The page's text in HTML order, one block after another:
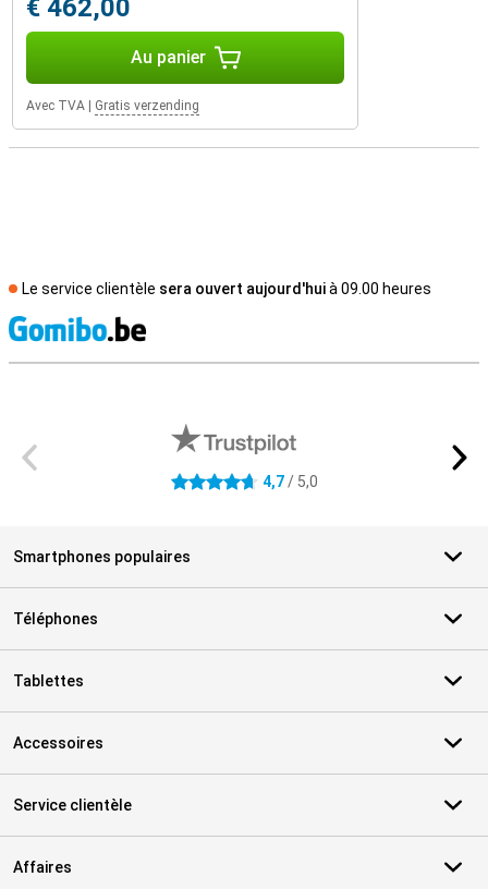
€ 462,00
Au panier
Avec TVA Gratis verzending
Le service clientèle sera ouvert aujourd'huià 09.00 heures
4.7 étoiles 4,7/ 5,0
Smartphones populaires
Téléphones
Tablettes
Accessoires
Service clientèle
Affaires